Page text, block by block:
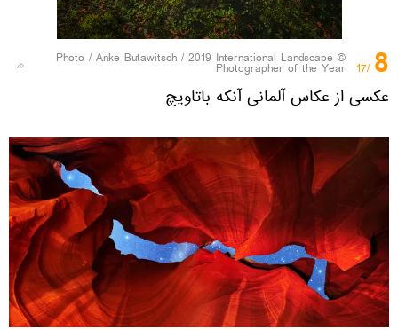
8
/17
© Photo /
Anke Butawitsch / 2019 International Landscape
Photographer of the Year
عکسی از عکاس آلمانی آنکه باتاویچ